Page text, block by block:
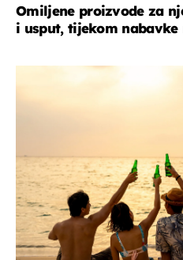
Omiljene proizvode za
i usput, tijekom nabavke